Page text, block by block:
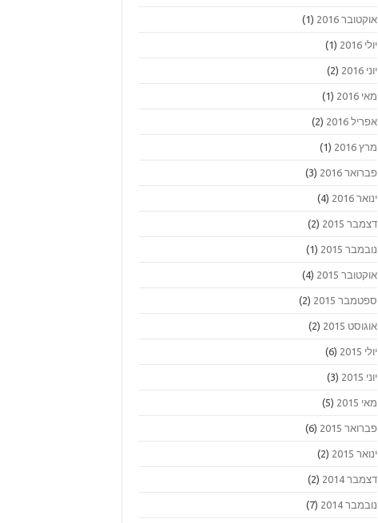
אוקטובר 2016 (1)
יולי 2016 (1)
יוני 2016 (2)
מאי 2016 (1)
אפריל 2016 (2)
מרץ 2016 (1)
פברואר 2016 (3)
ינואר 2016 (4)
דצמבר 2015 (2)
נובמבר 2015 (1)
אוקטובר 2015 (4)
ספטמבר 2015 (2)
אוגוסט 2015 (2)
יולי 2015 (6)
יוני 2015 (3)
מאי 2015 (5)
פברואר 2015 (6)
ינואר 2015 (2)
דצמבר 2014 (2)
נובמבר 2014 (7)